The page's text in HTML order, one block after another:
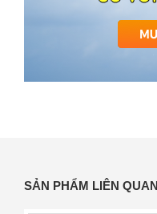
SẢN PHẨM LIÊN QUAN